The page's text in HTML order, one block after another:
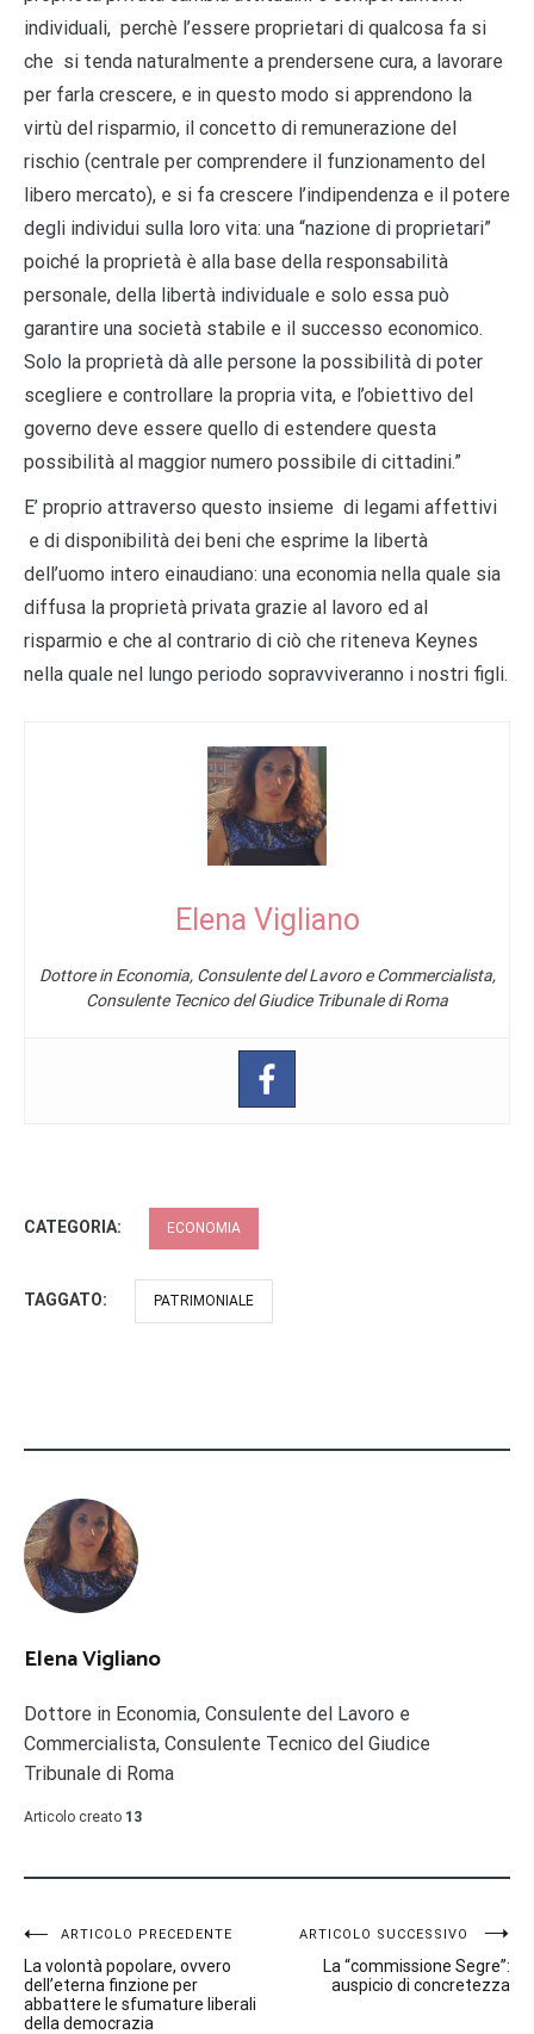
individuali, perchè l’essere proprietari di qualcosa fa si
che si tenda naturalmente a prendersene cura, a lavorare
per farla crescere, e in questo modo si apprendono la
virtù del risparmio, il concetto di remunerazione del
rischio (centrale per comprendere il funzionamento del
libero mercato), e si fa crescere l’indipendenza e il potere
degli individui sulla loro vita: una “nazione di proprietari”
poiché la proprietà è alla base della responsabilità
personale, della libertà individuale e solo essa può
garantire una società stabile e il successo economico.
Solo la proprietà dà alle persone la possibilità di poter
scegliere e controllare la propria vita, e l’obiettivo del
governo deve essere quello di estendere questa
possibilità al maggior numero possibile di cittadini.”
E’ proprio attraverso questo insieme di legami affettivi
e di disponibilità dei beni che esprime la libertà
dell’uomo intero einaudiano: una economia nella quale sia
diffusa la proprietà privata grazie al lavoro ed al
risparmio e che al contrario di ciò che riteneva Keynes
nella quale nel lungo periodo sopravviveranno i nostri figli.
Elena Vigliano
Dottore in Economia, Consulente del Lavoro e Commercialista,
Consulente Tecnico del Giudice Tribunale di Roma
CATEGORIA: ECONOMIA
TAGGATO: PATRIMONIALE
Elena Vigliano
Dottore in Economia, Consulente del Lavoro e
Commercialista, Consulente Tecnico del Giudice
Tribunale di Roma
Articolo creato 13
Navigazione
articoli
ARTICOLO PRECEDENTE
La volontà popolare, ovvero
dell’eterna finzione per
abbattere le sfumature liberali
della democrazia
ARTICOLO SUCCESSIVO
La “commissione Segre”:
auspicio di concretezza